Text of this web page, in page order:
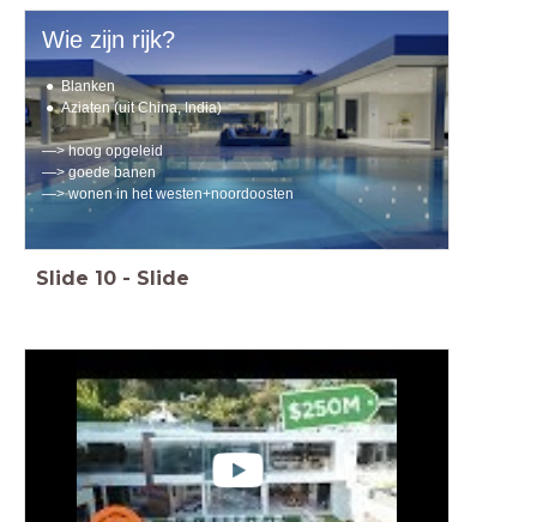
Wie zijn rijk?
Blanken
Aziaten (uit China, India)
—> hoog opgeleid
—> goede banen
—> wonen in het westen+noordoosten
Slide 10 - Slide